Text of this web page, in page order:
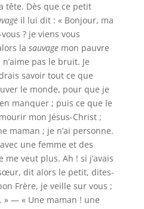
tête. Dès que ce petit
il lui dit : « Bonjour, ma
? je viens vous
la sauvagemon pauvre
pas le bruit. Je
savoir tout ce que
le monde, pour que je
manquer ; puis ce que le
mon Jésus-Christ ;
maman ; je n’ai personne.
une femme et des
veut plus. Ah ! si j’avais
dit alors le petit, dites-
Frère, je veille sur vous ;
» — « Une maman ! une